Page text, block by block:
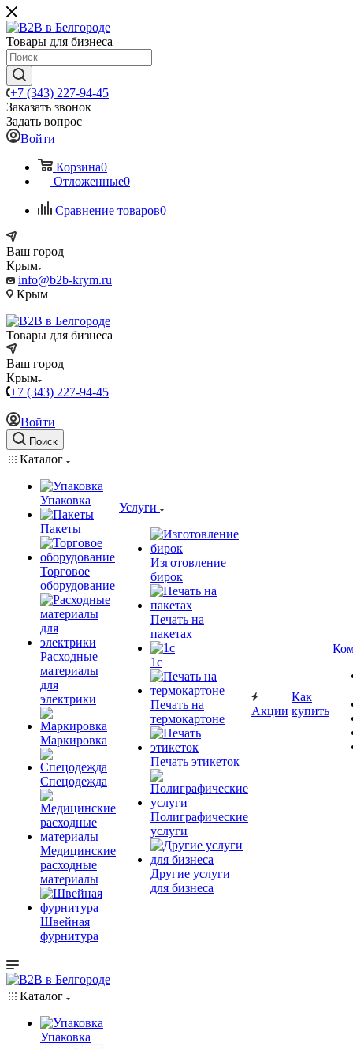
Товары для бизнеса
+7 (343) 227-94-45
Заказать звонок
Задать вопрос
Войти
Корзина0
Отложенные0
Сравнение товаров0
Ваш город
Крым
info@b2b-krym.ru
Крым
Товары для бизнеса
Ваш город
Крым
+7 (343) 227-94-45
Войти
Поиск
Каталог
Упаковка
Пакеты
Торговое
оборудование
Расходные
материалы
для
электрики
Маркировка
Спецодежда
Медицинские
расходные
материалы
Швейная
фурнитура
Услуги
Изготовление
бирок
Печать на
пакетах
1c
Печать на
термокартоне
Печать этикеток
Полиграфические
услуги
Другие услуги
для бизнеса
Акции
Как
купить
Каталог
Упаковка